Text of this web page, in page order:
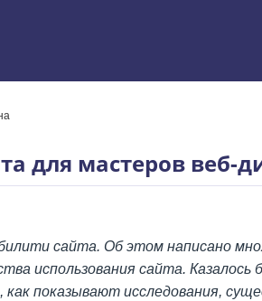
для мастеров веб-
сайта. Об этом написано
использования сайта. Казалось
показывают исследования,